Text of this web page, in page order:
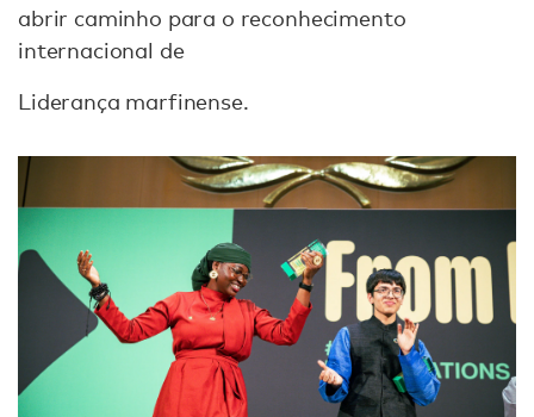
abrir caminho para o reconhecimento
internacional de
Liderança marfinense.